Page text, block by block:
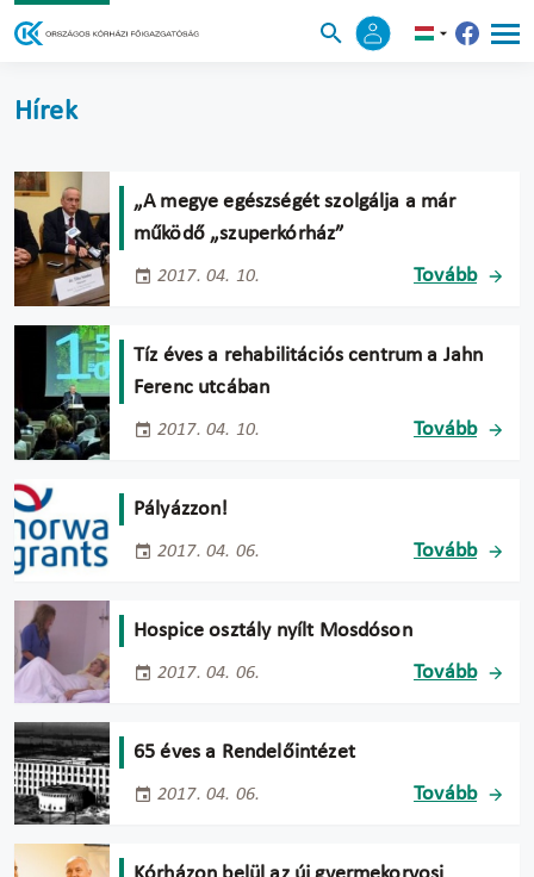
Hírek
„A megye egészségét szolgálja a már
működő „szuperkórház”
2017. 04. 10. Tovább
Tíz éves a rehabilitációs centrum a Jahn
Ferenc utcában
2017. 04. 10. Tovább
Pályázzon!
2017. 04. 06. Tovább
Hospice osztály nyílt Mosdóson
2017. 04. 06. Tovább
65 éves a Rendelőintézet
2017. 04. 06. Tovább